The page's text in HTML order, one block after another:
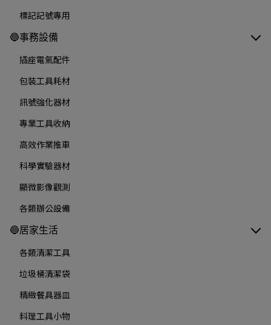
標記記號專用
🔵事務設備
插座電氣配件
包裝工具耗材
訊號強化器材
專業工具收納
高效作業推車
科學實驗器材
顯微影像觀測
各類辦公設備
🔵居家生活
各類清潔工具
垃圾桶清潔袋
精緻餐具器皿
料理工具小物